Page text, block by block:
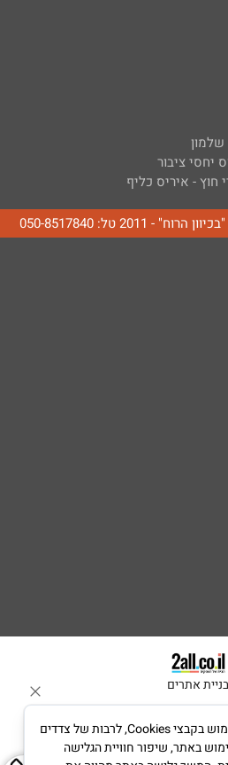
שלמון
יחסי ציבור
חוץ - איריס כליף
טל: 050-8517840
בניית אתרים
לידיעתך, באתרנו נעשה שימוש בקבצי Cookies, לרבות של צדדים
באתר, שיפור חוויית הגלישה